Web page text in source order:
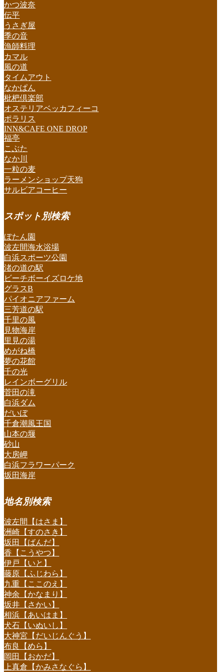
かつ波奈
伝平
うさぎ屋
季の音
漁師料理
カマル
風の道
タイムアウト
なかぱん
枇杷倶楽部
オステリアベッカフィーコ
ポラリス
INN&CAFE ONE DROP
福亭
こぶた
なか川
一粒の麦
ラーメンショップ天狗
サルビアコーヒー
スポット別検索
ぼたん園
波左間海水浴場
白浜スポーツ公園
渚の道の駅
ビーチボーイズロケ地
グラスB
パイオニアファーム
三芳道の駅
千里の風
見物海岸
里見の湯
めがね橋
夢の花館
千の光
レインボーグリル
菅田の滝
白浜ダム
だいぼ
千倉潮風王国
山本の堰
砂山
大房岬
白浜フラワーパーク
坂田海岸
地名別検索
波左間【はさま】
洲崎【すのさき】
坂田【ばんだ】
香【こうやつ】
伊戸【いと】
藤原【ふじわら】
九重【ここのえ】
神余【かなまり】
坂井【さかい】
相浜【あいはま】
犬石【いぬいし】
大神宮【だいじんぐう】
布良【めら】
岡田【おかだ】
上真倉【かみさなぐら】